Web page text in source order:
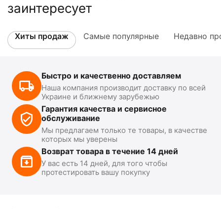
заинтересует
Хиты продаж Самые популярные Недавно
Быстро и качественно доставляем
Наша компания производит доставку по всей
Украине и ближнему зарубежью
Гарантия качества и сервисное
обслуживание
Мы предлагаем только те товары, в качестве
которых мы уверены
Возврат товара в течение 14 дней
У вас есть 14 дней, для того чтобы
протестировать вашу покупку